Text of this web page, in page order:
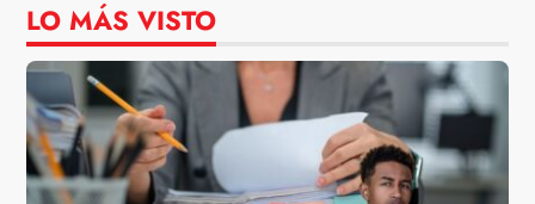
LO MÁS VISTO